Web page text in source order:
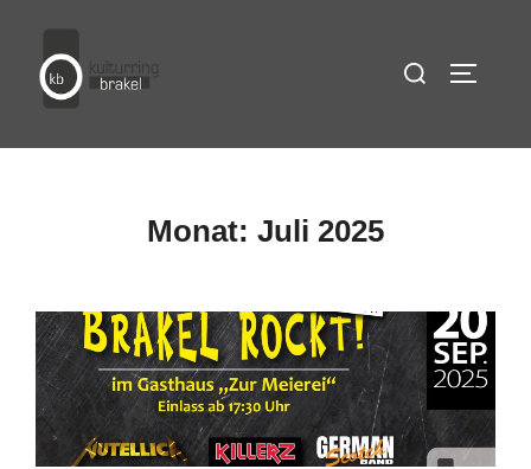
springen
Suchen
Monat: Juli 2025